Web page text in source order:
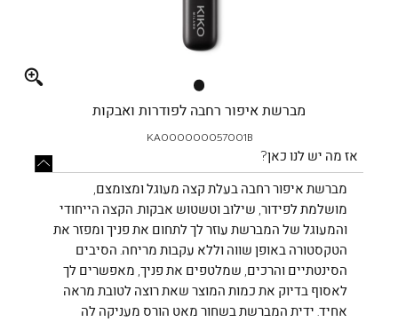
Full
מברשת איפור רחבה לפודרות ואבקות
KA000000057001B
אז מה יש לנו כאן?
מברשת איפור רחבה בעלת קצה מעוגל ומצומצם,
מושלמת לפידור, שילוב וטשטוש אבקות. הקצה הייחודי
והמעוגל של המברשת עוזר לך לתחום את פניך ומפזר את
הטקסטורה באופן שווה וללא עקבות מריחה. הסיבים
הסינטתיים והרכים, שמלטפים את פניך, מאפשרים לך
לאסוף בדיוק את כמות המוצר שאת רוצה לטובת מראה
אחיד. ידית המברשת בשחור מאט הורס מעניקה לה